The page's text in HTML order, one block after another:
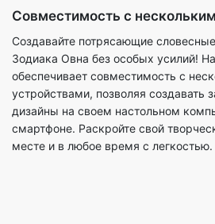
Совместимость с
Создавайте потрясающие
Зодиака Овна без особых усилий!
обеспечивает совместимость с
устройствами, позволяя создавать
дизайны на своем настольном
смартфоне. Раскройте свой
месте и в любое время с легкостью.